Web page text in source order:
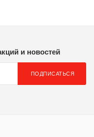
и новостей
ПОДПИСАТЬСЯ